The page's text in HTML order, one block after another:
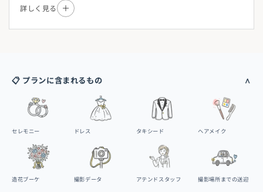
詳しく見る
📋 プランに含まれるもの
セレモニー ドレス タキシード ヘアメイク
造花ブーケ 撮影データ アテンドスタッフ 撮影場所までの送迎